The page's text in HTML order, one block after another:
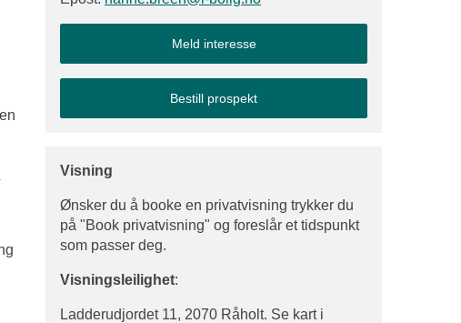
Meld interesse
Bestill prospekt
Visning
Ønsker du å booke en privatvisning trykker du
på "Book privatvisning" og foreslår et tidspunkt
som passer deg.
Visningsleilighet:
Ladderudjordet 11, 2070 Råholt. Se kart i